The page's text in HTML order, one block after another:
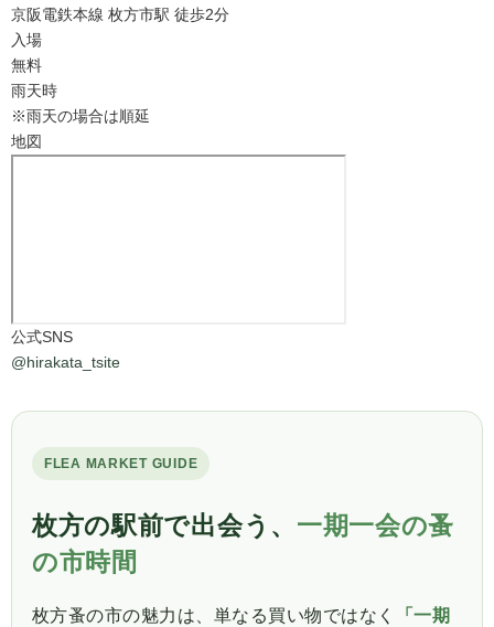
京阪電鉄本線 枚方市駅 徒歩2分
入場
無料
雨天時
※雨天の場合は順延
地図
公式SNS
@hirakata_tsite
FLEA MARKET GUIDE
枚方の駅前で出会う、 一期一会の蚤
の市時間
枚方蚤の市の魅力は、単なる買い物ではなく
「一期